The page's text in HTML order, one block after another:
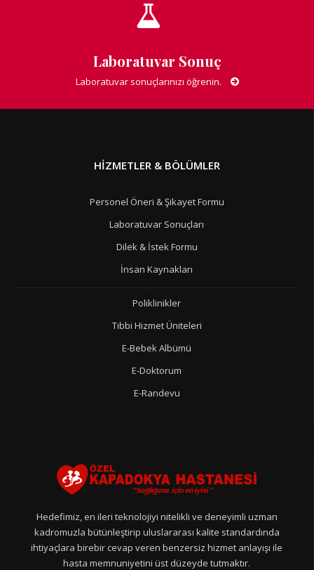
Laboratuvar Sonuç
Laboratuvar sonuçlarınızı öğrenin.
HIZMETLER & BÖLÜMLER
Personel Öneri & Şikayet Formu
Laboratuvar Sonuçları
Dilek & İstek Formu
İnsan Kaynakları
Poliklinikler
Tıbbi Hizmet Üniteleri
E-Bebek Albümü
E-Doktorum
E-Randevu
Hedefimiz, en ileri teknolojiyi nitelikli ve deneyimli uzman
kadromuzla bütünleştirip uluslararası kalite standardında
ihtiyaçlara birebir cevap veren benzersiz hizmet anlayışı ile
hasta memnuniyetini üst düzeyde tutmaktır.